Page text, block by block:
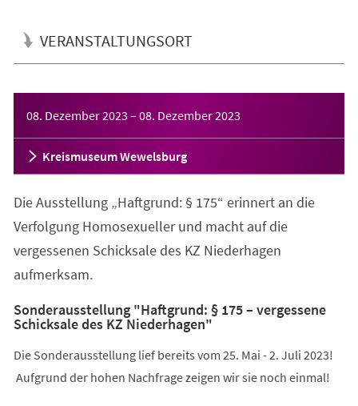
VERANSTALTUNGSORT
08. Dezember 2023 – 08. Dezember 2023
Kreismuseum Wewelsburg
Die Ausstellung „Haftgrund: § 175“ erinnert an die
Verfolgung Homosexueller und macht auf die
vergessenen Schicksale des KZ Niederhagen
aufmerksam.
Sonderausstellung "Haftgrund: § 175 – vergessene
Schicksale des KZ Niederhagen"
Die Sonderausstellung lief bereits vom 25. Mai - 2. Juli 2023!
Aufgrund der hohen Nachfrage zeigen wir sie noch einmal!